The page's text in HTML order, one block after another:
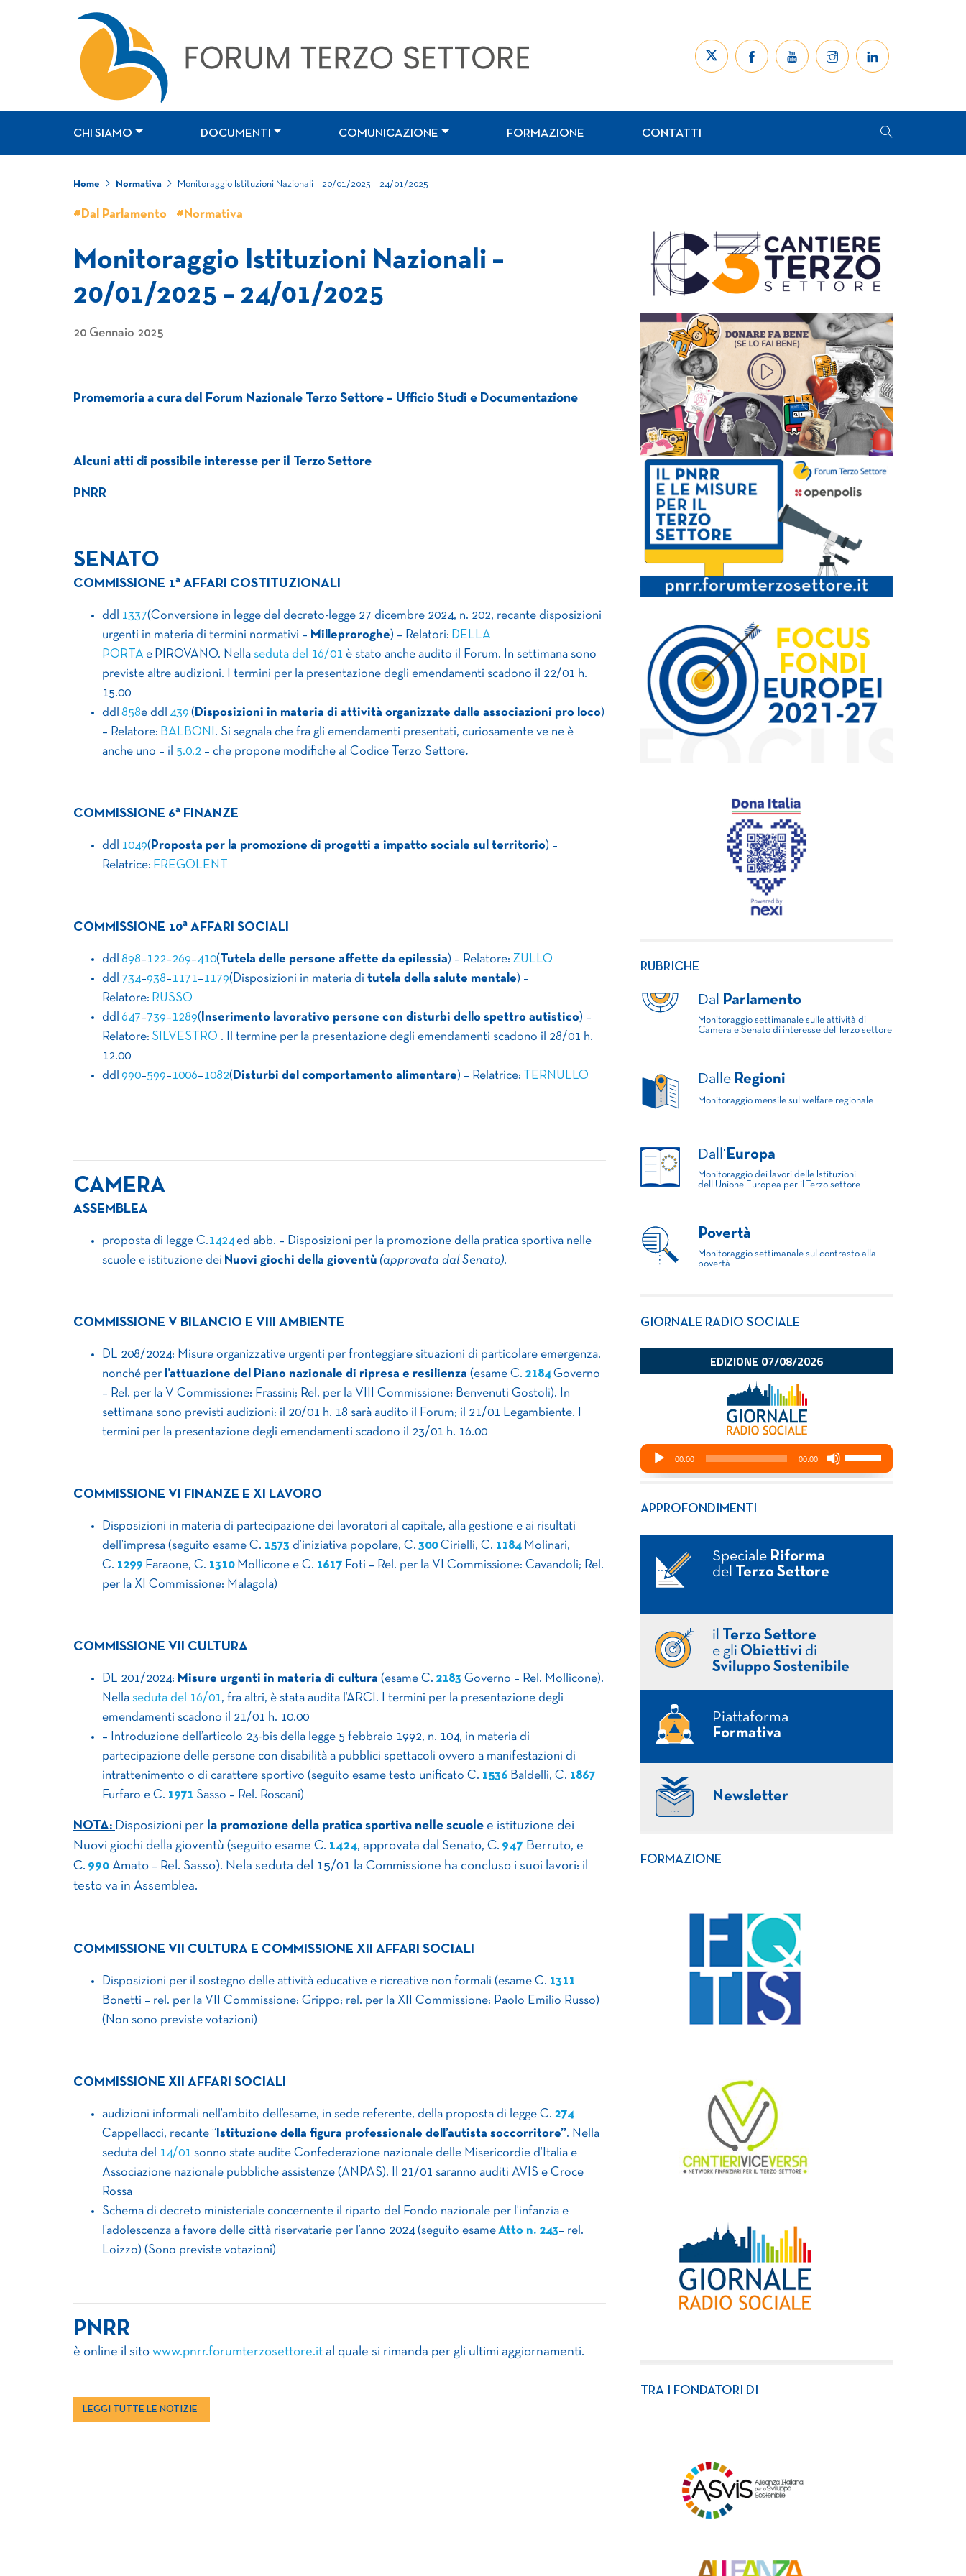
CHI SIAMO DOCUMENTI COMUNICAZIONE FORMAZIONE CONTATTI
Home Normativa Monitoraggio Istituzioni Nazionali – 20/01/2025 – 24/01/2025
#Dal Parlamento #Normativa
Monitoraggio Istituzioni Nazionali –
20/01/2025 – 24/01/2025
20 Gennaio 2025
Promemoria a cura del Forum Nazionale Terzo Settore – Ufficio Studi e Documentazione
Alcuni atti di possibile interesse per il Terzo Settore
PNRR
SENATO
COMMISSIONE 1a AFFARI COSTITUZIONALI
ddl 1337(Conversione in legge del decreto-legge 27 dicembre 2024, n. 202, recante disposizioni
urgenti in materia di termini normativi – Milleproroghe) – Relatori: DELLA
PORTA e PIROVANO. Nella seduta del 16/01 è stato anche audito il Forum. In settimana sono
previste altre audizioni. I termini per la presentazione degli emendamenti scadono il 22/01 h.
15.00
ddl 858e ddl 439 ( Disposizioni in materia di attività organizzate dalle associazioni pro loco)
– Relatore: BALBONI . Si segnala che fra gli emendamenti presentati, curiosamente ve ne è
anche uno – il 5.0.2 – che propone modifiche al Codice Terzo Settore.
COMMISSIONE 6a FINANZE
ddl 1049( Proposta per la promozione di progetti a impatto sociale sul territorio) –
Relatrice: FREGOLENT
COMMISSIONE 10a AFFARI SOCIALI
ddl 898–122–269–410(Tutela delle persone affette da epilessia) – Relatore: ZULLO
ddl 734–938–1171–1179(Disposizioni in materia di tutela della salute mentale) –
Relatore: RUSSO
ddl 647–739–1289( Inserimento lavorativo persone con disturbi dello spettro autistico) –
Relatore: SILVESTRO . Il termine per la presentazione degli emendamenti scadono il 28/01 h.
12.00
ddl 990–599–1006–1082( Disturbi del comportamento alimentare) – Relatrice: TERNULLO
CAMERA
ASSEMBLEA
proposta di legge C.1424ed abb. – Disposizioni per la promozione della pratica sportiva nelle
scuole e istituzione dei Nuovi giochi della gioventù (approvata dal Senato),
COMMISSIONE V BILANCIO E VIII AMBIENTE
DL 208/2024: Misure organizzative urgenti per fronteggiare situazioni di particolare emergenza,
nonché per l’attuazione del Piano nazionale di ripresa e resilienza (esame C. 2184​ Governo
– Rel. per la V Commissione: Frassini; Rel. per la VIII Commissione: Benvenuti Gostoli). In
settimana sono previsti audizioni: il 20/01 h. 18 sarà audito il Forum; il 21/01 Legambiente. I
termini per la presentazione degli emendamenti scadono il 23/01 h. 16.00
COMMISSIONE VI FINANZE E XI LAVORO
Disposizioni in materia di partecipazione dei lavoratori al capitale, alla gestione e ai risultati
dell’impresa (seguito esame C. 1573 ​ d’iniziativa popolare, C. 300​ Cirielli, C. 1184​ Molinari,
C. 1299 ​ Faraone, C. 1310​ Mollicone e C. 1617 ​ Foti – Rel. per la VI Commissione: Cavandoli; Rel.
per la XI Commissione: Malagola)
COMMISSIONE VII CULTURA
DL 201/2024: Misure urgenti in materia di cultura (esame C. 2183 ​ Governo – Rel. Mollicone).
Nella seduta del 16/01, fra altri, è stata audita l’ARCI. I termini per la presentazione degli
emendamenti scadono il 21/01 h. 10.00
– Introduzione dell’articolo 23-bis della legge 5 febbraio 1992, n. 104, in materia di
partecipazione delle persone con disabilità a pubblici spettacoli ovvero a manifestazioni di
intrattenimento o di carattere sportivo (seguito esame testo unificato C. 1536 ​ Baldelli, C. 1867
Furfaro e C. 1971 ​ Sasso – Rel. Roscani)
NOTA: Disposizioni per la promozione della pratica sportiva nelle scuole e istituzione dei
Nuovi giochi della gioventù (seguito esame C. 1424​, approvata dal Senato, C. 947 ​ Berruto, e
C. 990 ​ Amato – Rel. Sasso). Nela seduta del 15/01 la Commissione ha concluso i suoi lavori: il
testo va in Assemblea.
COMMISSIONE VII CULTURA E COMMISSIONE XII AFFARI SOCIALI
Disposizioni per il sostegno delle attività educative e ricreative non formali (esame C. 1311
Bonetti – rel. per la VII Commissione: Grippo; rel. per la XII Commissione: Paolo Emilio Russo)
(Non sono previste votazioni)
COMMISSIONE XII AFFARI SOCIALI
audizioni informali nell’ambito dell’esame, in sede referente, della proposta di legge C. 274
Cappellacci, recante “ Istituzione della figura professionale dell’autista soccorritore”. Nella
seduta del 14/01 sonno state audite Confederazione nazionale delle Misericordie d’Italia e
Associazione nazionale pubbliche assistenze (ANPAS). Il 21/01 saranno auditi AVIS e Croce
Rossa
Schema di decreto ministeriale concernente il riparto del Fondo nazionale per l’infanzia e
l’adolescenza a favore delle città riservatarie per l’anno 2024 (seguito esameAtto n. 243– rel.
Loizzo) (Sono previste votazioni)
PNRR
è online il sito www.pnrr.forumterzosettore.it al quale si rimanda per gli ultimi aggiornamenti.​
LEGGI TUTTE LE NOTIZIE
RUBRICHE
Dal Parlamento
Monitoraggio settimanale sulle attività di
Camera e Senato di interesse del Terzo settore
Dalle Regioni
Monitoraggio mensile sul welfare regionale
Dall' Europa
Monitoraggio dei lavori delle Istituzioni
dell'Unione Europea per il Terzo settore
Povertà
Monitoraggio settimanale sul contrasto alla
povertà
GIORNALE RADIO SOCIALE
APPROFONDIMENTI
Speciale Riforma
del
Terzo Settore
il
Terzo Settore
e gli Obiettivi di
Sviluppo Sostenibile
Piattaforma
Formativa
Newsletter
FORMAZIONE
TRA I FONDATORI DI